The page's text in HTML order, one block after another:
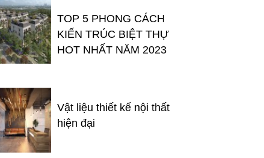
TOP 5 PHONG CÁCH
KIẾN TRÚC BIỆT THỰ
HOT NHẤT NĂM 2023
Vật liệu thiết kế nội thất
hiện đại